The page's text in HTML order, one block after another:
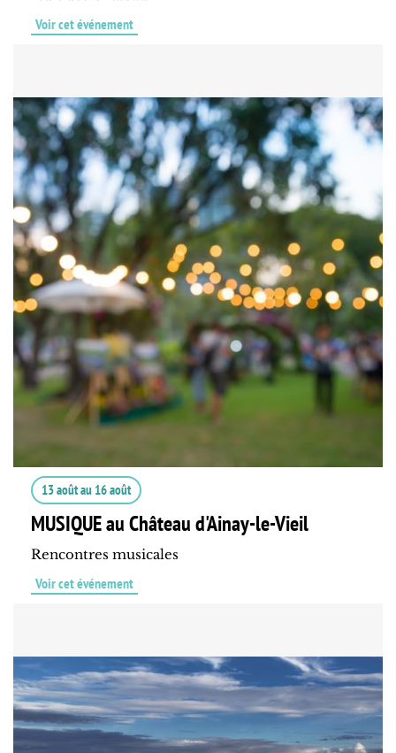
Voir cet événement
13 aoûtau 16 août
MUSIQUE au Château d'Ainay-le-Vieil
Rencontres musicales
Voir cet événement